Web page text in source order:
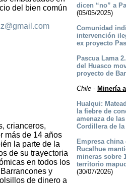
del bien común
crianceros,
más de 14 años
la parte de la
de su trayectoria
en todos los
y
de dinero a
dicen “no” a
(05/05/2025)
Comunidad
intervención
ex proyecto
Pascua Lama
del Huasco
proyecto de
Chile- Minería
Hualqui:
la fiebre de
amenaza de
Cordillera de la
Empresa china
Rucalhue
mineras sobre
territorio
(30/07/2026)